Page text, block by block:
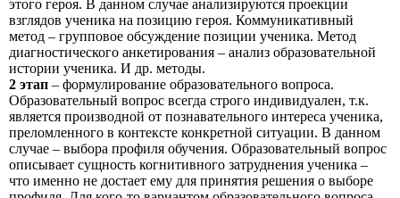
этого героя. В данном случае анализируются проекции
взглядов ученика на позицию героя. Коммуникативный
метод – групповое обсуждение позиции ученика. Метод
диагностического анкетирования – анализ образовательной
истории ученика. И др. методы.
2 этап – формулирование образовательного вопроса.
Образовательный вопрос всегда строго индивидуален, т.к.
является производной от познавательного интереса ученика,
преломленного в контексте конкретной ситуации. В данном
случае – выбора профиля обучения. Образовательный вопрос
описывает сущность когнитивного затруднения ученика –
что именно не достает ему для принятия решения о выборе